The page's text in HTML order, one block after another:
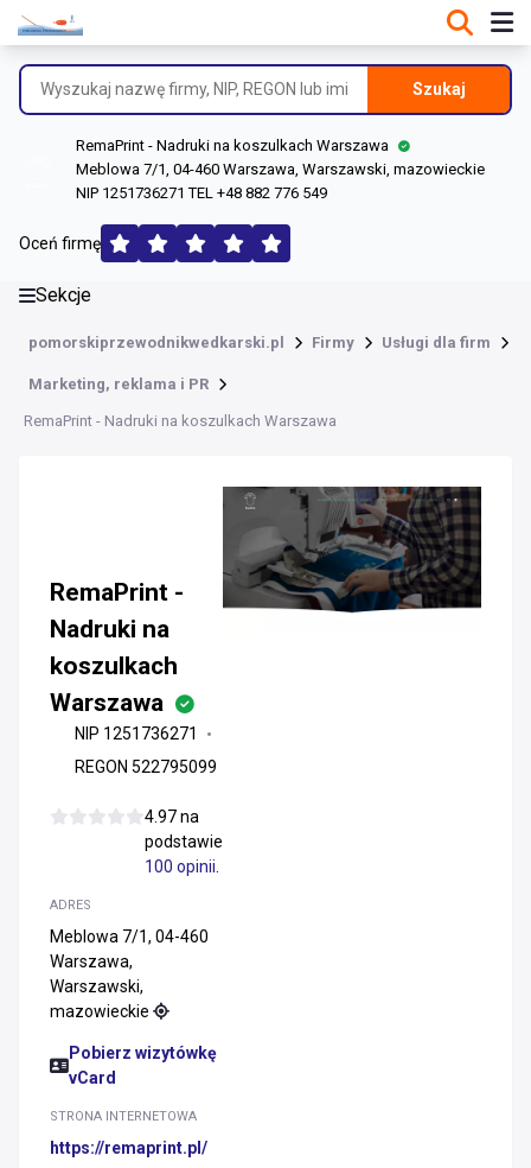
Szukaj
RemaPrint - Nadruki na koszulkach Warszawa
Meblowa 7/1, 04-460 Warszawa, Warszawski, mazowieckie
NIP 1251736271 TEL +48 882 776 549
Oceń firmę
Sekcje
pomorskiprzewodnikwedkarski.pl Firmy Usługi dla firm
Marketing, reklama i PR
RemaPrint - Nadruki na koszulkach Warszawa
Informacje o firmie
Dane rejestrowe
Lokalizacje
Opinie (100)
RemaPrint -
Nadruki na
koszulkach
Warszawa
NIP 1251736271
REGON 522795099
4.97 na
podstawie
100 opinii
ADRES
Meblowa 7/1, 04-460
Warszawa,
Warszawski,
mazowieckie
Pobierz wizytówkę
vCard
STRONA INTERNETOWA
https://remaprint.pl/